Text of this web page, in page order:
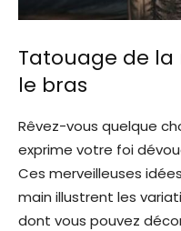
Tatouage de
le bras
Rêvez-vous quelque
exprime votre foi
Ces merveilleuses
main illustrent les
dont vous pouvez